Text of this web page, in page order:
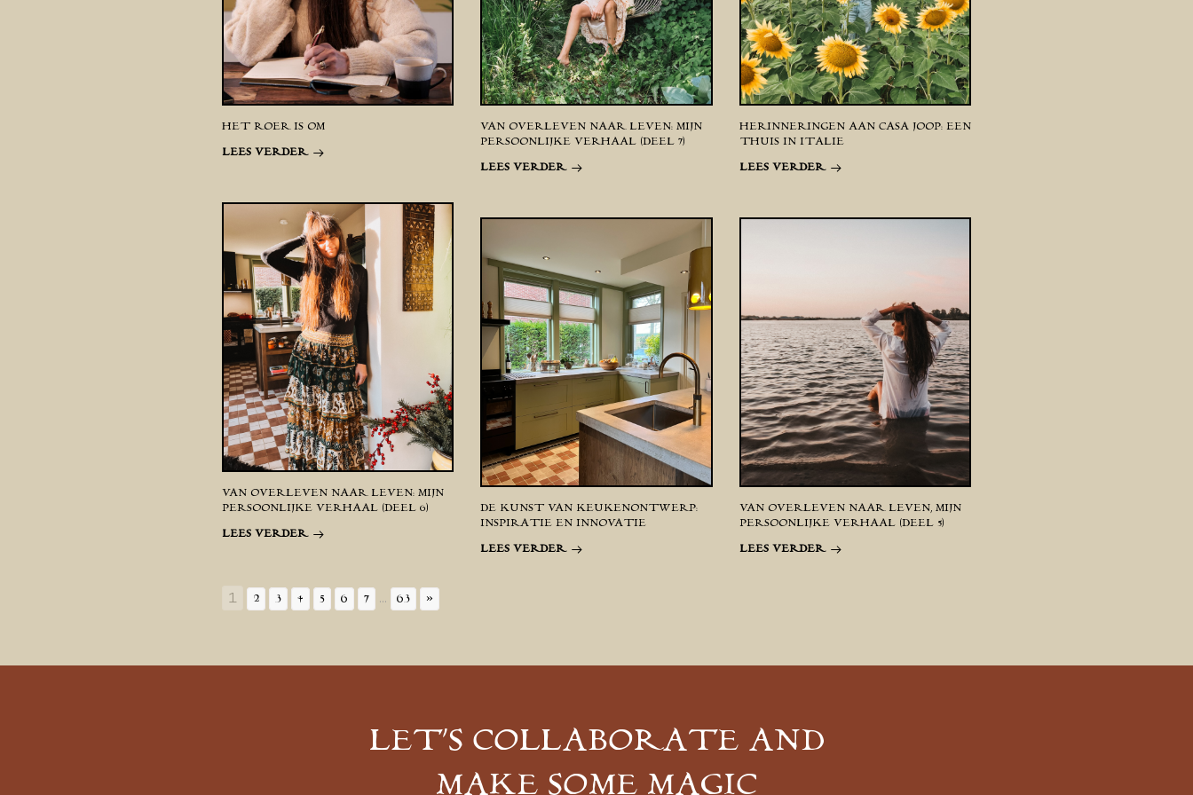
1 2 3 4 5 6 7 ... 63 »
HET ROER IS OM
LEES VERDER
VAN OVERLEVEN NAAR LEVEN: MIJN
PERSOONLIJKE VERHAAL (DEEL 7)
LEES VERDER
HERINNERINGEN AAN CASA JOOP: EEN
THUIS IN ITALIË
LEES VERDER
VAN OVERLEVEN NAAR LEVEN: MIJN
PERSOONLIJKE VERHAAL (DEEL 6)
LEES VERDER
DE KUNST VAN KEUKENONTWERP:
INSPIRATIE EN INNOVATIE
LEES VERDER
VAN OVERLEVEN NAAR LEVEN, MIJN
PERSOONLIJKE VERHAAL (DEEL 5)
LEES VERDER
LET’S COLLABORATE AND
MAKE SOME MAGIC